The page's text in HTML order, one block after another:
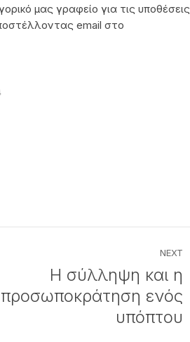
μας γραφείο για τις υποθέσεις
email στο
NEXT
Η σύλληψη και η
προσωποκράτηση ενός
υπόπτου